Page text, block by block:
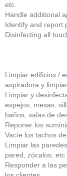
etc.
Handle additional
Identify and report
Disinfecting all
Limpiar edificios /
aspiradora y
Limpiar y
espejos, mesas,
baños, salas de
Reponer los
Vacíe los tachos
Limpiar las
pared, zócalos, etc
Responder a las